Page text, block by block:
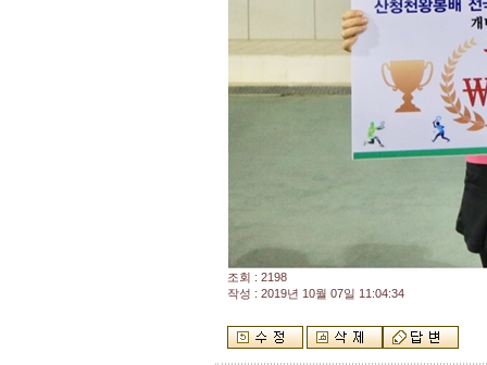
조회 : 2198
작성 : 2019년 10월 07일 11:04:34